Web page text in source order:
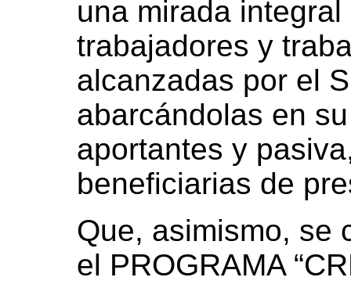
una mirada
trabajadores y
alcanzadas por el
abarcándolas en
aportantes y
beneficiarias de
Que, asimismo, se
el PROGRAMA